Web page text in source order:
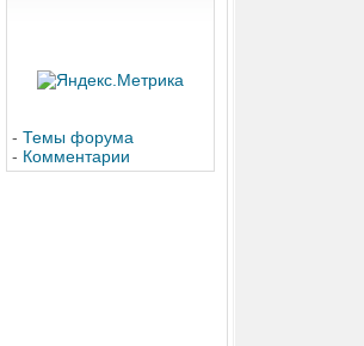
- Темы форума
- Комментарии